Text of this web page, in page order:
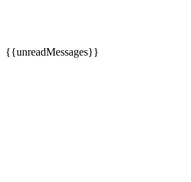
{{unreadMessages}}